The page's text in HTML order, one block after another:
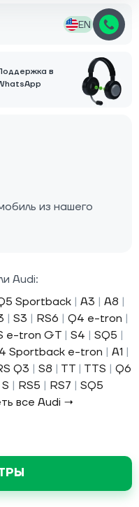
EN
в
из нашего
Audi:
Sportback | A3 | A8 |
| S3 | RS6 | Q4 e-tron |
e-tron GT | S4 | SQ5 |
Sportback e-tron | A1 |
Q3 | S8 | TT | TTS | Q6
| RS5 | RS7 | SQ5
все Audi →